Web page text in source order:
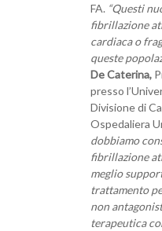
FA. “Questi
fibrillazione
cardiaca o
queste
De Caterina,
presso
Divisione di
Ospedaliera
dobbiamo
fibrillazione
meglio
trattamento
non
terapeutica